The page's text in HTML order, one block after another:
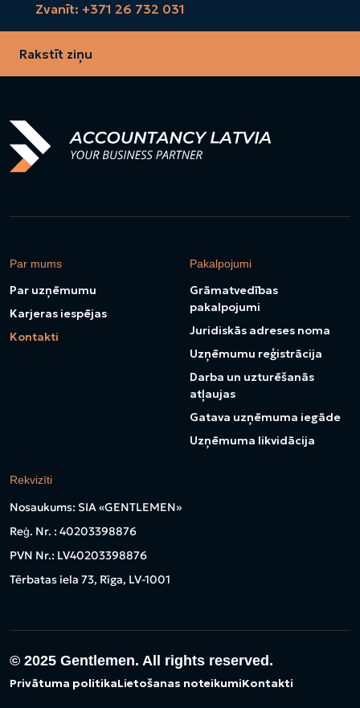
Zvanīt: +371 26 732 031
Rakstīt ziņu
Par mums
Par uzņēmumu
Karjeras iespējas
Kontakti
Pakalpojumi
Grāmatvedības
pakalpojumi
Juridiskās adreses noma
Uzņēmumu reģistrācija
Darba un uzturēšanās
atļaujas
Gatava uzņēmuma iegāde
Uzņēmuma likvidācija
Rekvizīti
Nosaukums: SIA «GENTLEMEN»
Reģ. Nr. : 40203398876
PVN Nr.: LV40203398876
Tērbatas iela 73, Rīga, LV-1001
© 2025 Gentlemen. All rights reserved.
Privātuma politikaLietošanas noteikumiKontakti